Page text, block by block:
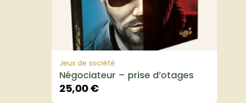
Jeux de société
Négociateur – prise d’otages
25,00€